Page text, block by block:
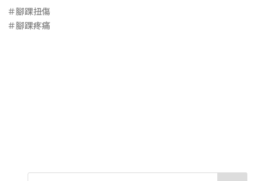
＃腳踝扭傷
＃腳踝疼痛